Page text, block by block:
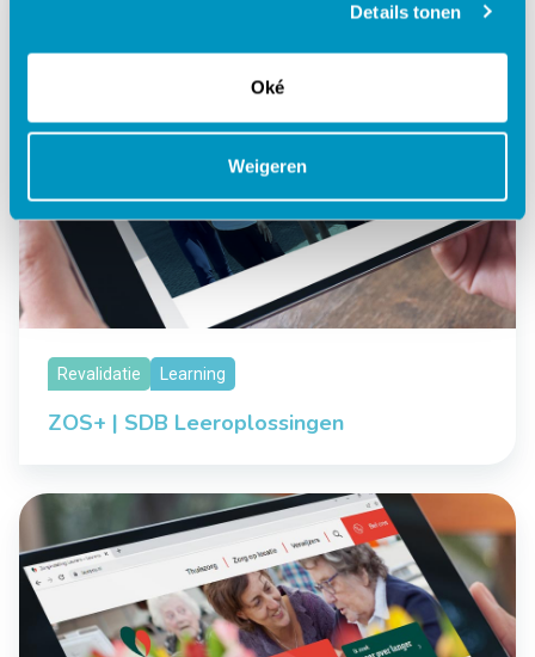
Details tonen
Oké
Weigeren
Revalidatie Learning
ZOS+ | SDB Leeroplossingen